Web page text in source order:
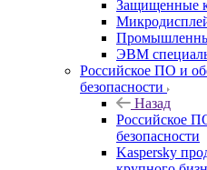
Защищенные
ЭВМ
Российское ПО и
безопасности
Назад
Российское
безопасности
Kaspersky